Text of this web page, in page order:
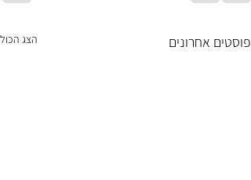
פוסטים אחרונים הצג הכול